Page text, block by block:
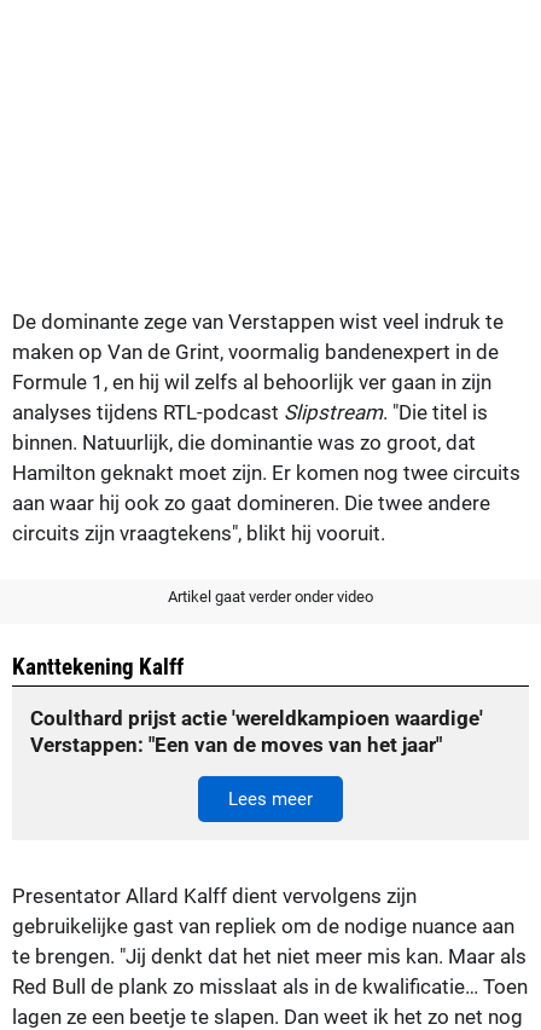
De dominante zege van Verstappen wist veel indruk te
maken op Van de Grint, voormalig bandenexpert in de
Formule 1, en hij wil zelfs al behoorlijk ver gaan in zijn
analyses tijdens RTL-podcast Slipstream. "Die titel is
binnen. Natuurlijk, die dominantie was zo groot, dat
Hamilton geknakt moet zijn. Er komen nog twee circuits
aan waar hij ook zo gaat domineren. Die twee andere
circuits zijn vraagtekens", blikt hij vooruit.
Artikel gaat verder onder video
Kanttekening Kalff
Coulthard prijst actie 'wereldkampioen waardige'
Verstappen: "Een van de moves van het jaar"
Lees meer
Presentator Allard Kalff dient vervolgens zijn
gebruikelijke gast van repliek om de nodige nuance aan
te brengen. "Jij denkt dat het niet meer mis kan. Maar als
Red Bull de plank zo misslaat als in de kwalificatie… Toen
lagen ze een beetje te slapen. Dan weet ik het zo net nog